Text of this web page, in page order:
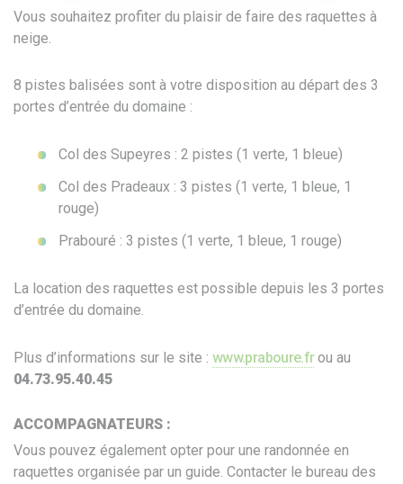
Vous souhaitez profiter du plaisir de faire des raquettes à
neige.
8 pistes balisées sont à votre disposition au départ des 3
portes d’entrée du domaine :
Col des Supeyres : 2 pistes (1 verte, 1 bleue)
Col des Pradeaux : 3 pistes (1 verte, 1 bleue, 1
rouge)
Prabouré : 3 pistes (1 verte, 1 bleue, 1 rouge)
La location des raquettes est possible depuis les 3 portes
d’entrée du domaine.
Plus d’informations sur le site : www.praboure.frou au
04.73.95.40.45
ACCOMPAGNATEURS :
Vous pouvez également opter pour une randonnée en
raquettes organisée par un guide. Contacter le bureau des